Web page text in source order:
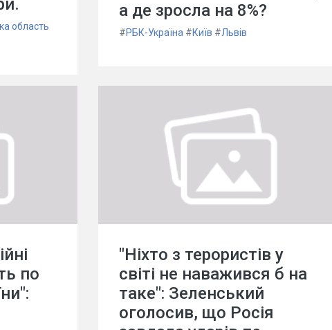
область
а де зросла на 8%?
#РБК-Україна #Київ #Львів
по
"Ніхто з терористів у
світі не наважився б на
таке": Зеленський
оголосив, що Росія